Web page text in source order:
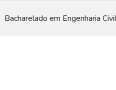
Bacharelado em Engenharia Civil